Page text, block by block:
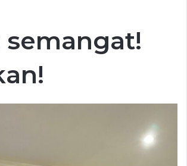
semangat!